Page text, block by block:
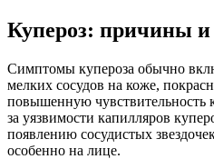
Купероз: причины
Симптомы купероза обычно
мелких сосудов на коже,
повышенную
за уязвимости капилляров
появлению сосудистых
особенно на лице.